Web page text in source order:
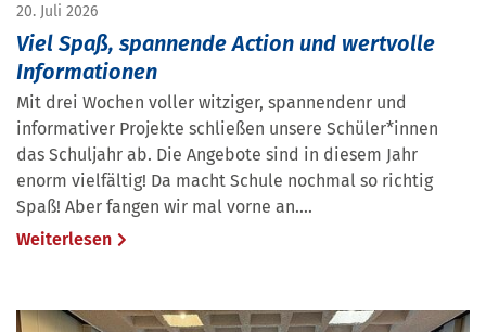
20. Juli 2026
Viel Spaß, spannende Action und wertvolle
Informationen
Mit drei Wochen voller witziger, spannendenr und
informativer Projekte schließen unsere Schüler*innen
das Schuljahr ab. Die Angebote sind in diesem Jahr
enorm vielfältig! Da macht Schule nochmal so richtig
Spaß! Aber fangen wir mal vorne an....
Weiterlesen